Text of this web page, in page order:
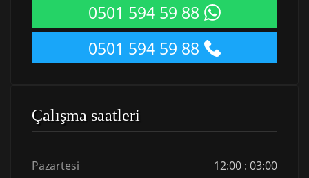
0501 594 59 88
0501 594 59 88
Çalışma saatleri
Pazartesi
12:00 : 03:00